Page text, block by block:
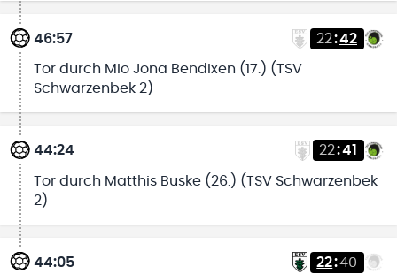
46:57 22:42
Tor durch Mio Jona Bendixen (17.) (TSV
Schwarzenbek 2)
44:24 22:41
Tor durch Matthis Buske (26.) (TSV Schwarzenbek
2)
44:05 22:40